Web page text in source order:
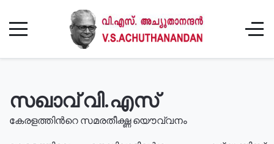
സഖാവ് വി.എസ്
കേരളത്തിൻറെ സമരതീക്ഷ്ണ യൌവ്വനം